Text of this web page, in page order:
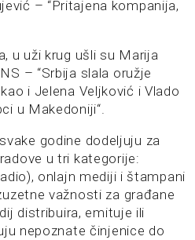
– “Pritajena kompanija,
u uži krug ušli su Marija
– “Srbija slala oružje
i Jelena Veljković i Vlado
u Makedoniji“.
godine dodeljuju za
u tri kategorije:
onlajn mediji i štampani
važnosti za građane
distribuira, emituje ili
nepoznate činjenice do